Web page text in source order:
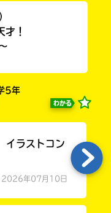
！
5年
わかる
イラストコン
2026年07月10日